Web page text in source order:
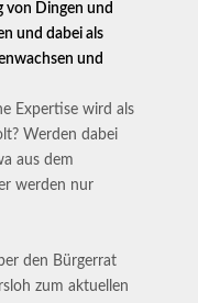
von Dingen und
und dabei als
und
Expertise wird als
Werden dabei
aus dem
werden nur
den Bürgerrat
zum aktuellen